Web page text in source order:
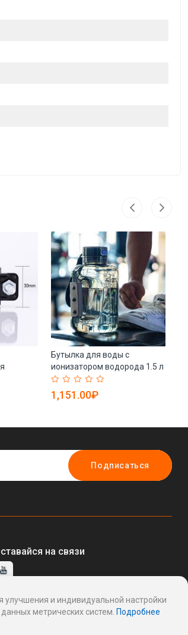
Бутылка для воды с
ионизатором водорода 1.5 л
черная (арт. 25-5084815)
1,151.00₽
Подписаться
на связи
улучшения и индивидуальной настройки
метрических систем. Подробнее